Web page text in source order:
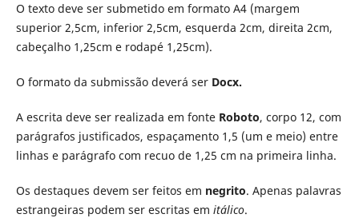
O texto deve ser submetido em formato A4 (margem
superior 2,5cm, inferior 2,5cm, esquerda 2cm, direita 2cm,
cabeçalho 1,25cm e rodapé 1,25cm).
O formato da submissão deverá ser Docx.
A escrita deve ser realizada em fonte Roboto, corpo 12, com
parágrafos justificados, espaçamento 1,5 (um e meio) entre
linhas e parágrafo com recuo de 1,25 cm na primeira linha.
Os destaques devem ser feitos em negrito. Apenas palavras
estrangeiras podem ser escritas em itálico.